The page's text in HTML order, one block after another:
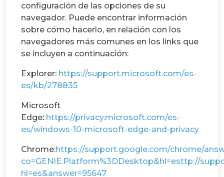
configuración de las opciones de su
navegador. Puede encontrar información
sobre cómo hacerlo, en relación con los
navegadores más comunes en los links que
se incluyen a continuación:
Explorer: https://support.microsoft.com/es-
es/kb/278835
Microsoft
Edge: https://privacy.microsoft.com/es-
es/windows-10-microsoft-edge-and-privacy
Chrome:https://support.google.com/chrome/
co=GENIE.Platform%3DDesktop&hl=esttp://
hl=es&answer=95647